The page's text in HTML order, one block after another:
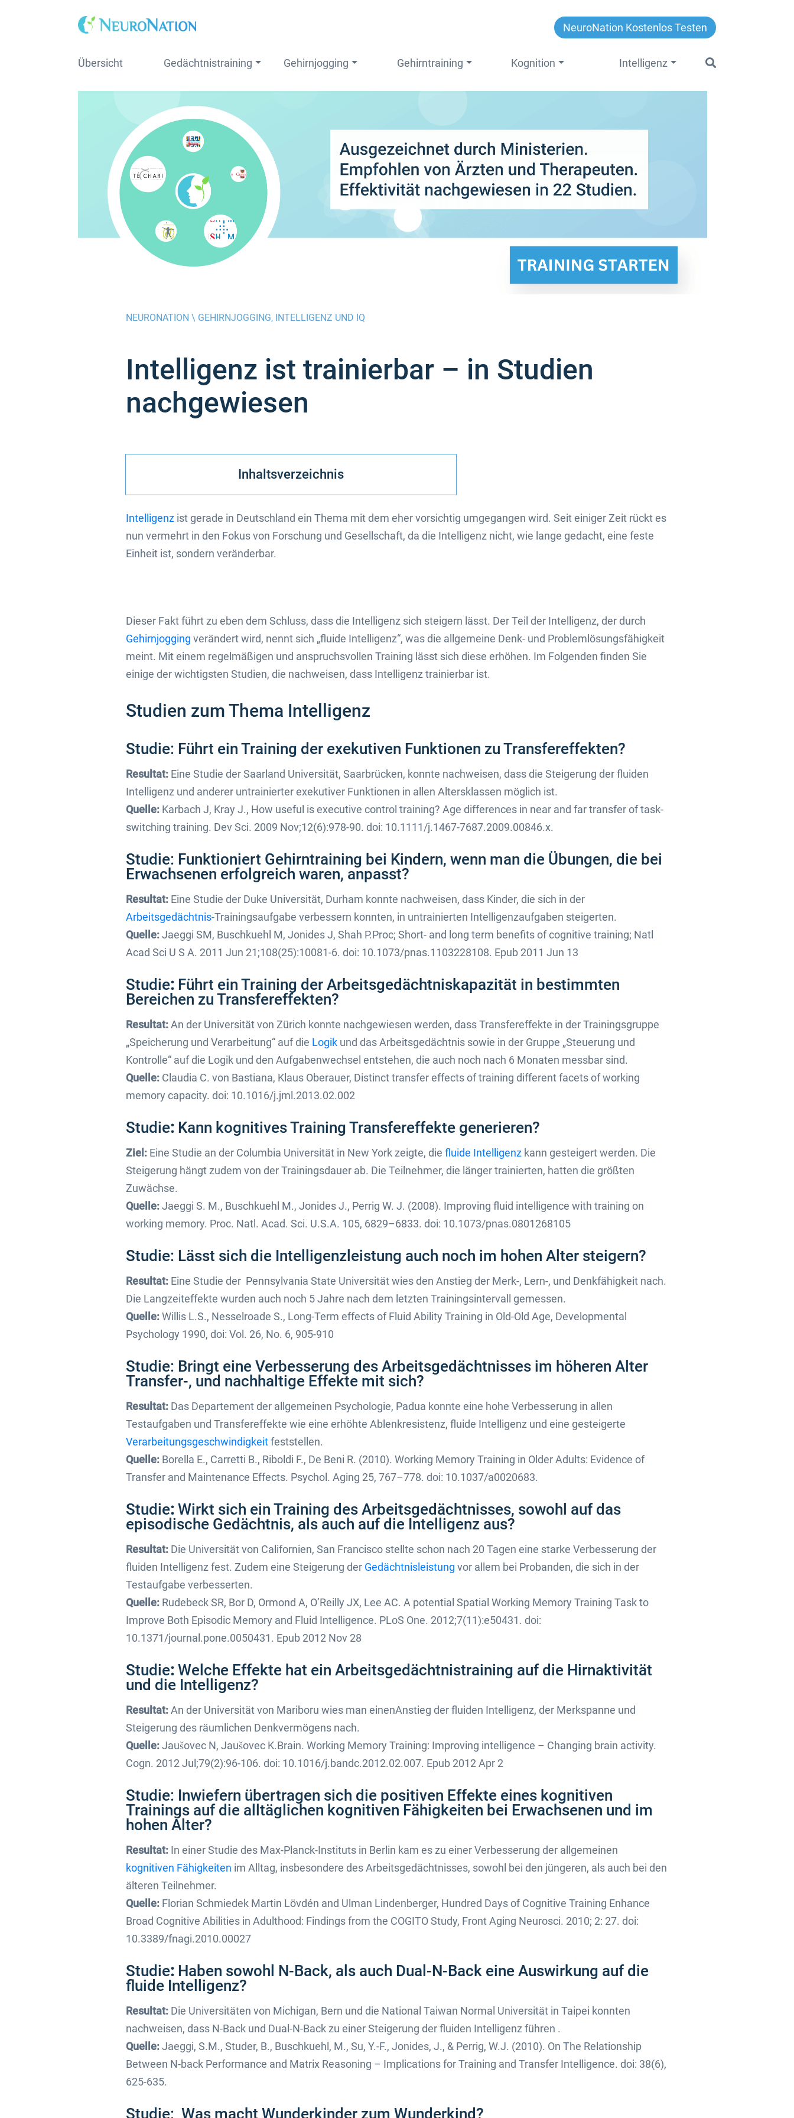
NeuroNation Kostenlos Testen
Übersicht Gedächtnistraining Gehirnjogging Gehirntraining Kognition Intelligenz
NEURONATION \ GEHIRNJOGGING, INTELLIGENZ UND IQ
Intelligenz ist trainierbar – in Studien
nachgewiesen
Inhaltsverzeichnis
Intelligenzist gerade in Deutschland ein Thema mit dem eher vorsichtig umgegangen wird. Seit einiger Zeit rückt es
nun vermehrt in den Fokus von Forschung und Gesellschaft, da die Intelligenz nicht, wie lange gedacht, eine feste
Einheit ist, sondern veränderbar.
Dieser Fakt führt zu eben dem Schluss, dass die Intelligenz sich steigern lässt. Der Teil der Intelligenz, der durch
Gehirnjogging verändert wird, nennt sich „fluide Intelligenz“, was die allgemeine Denk- und Problemlösungsfähigkeit
meint. Mit einem regelmäßigen und anspruchsvollen Training lässt sich diese erhöhen. Im Folgenden finden Sie
einige der wichtigsten Studien, die nachweisen, dass Intelligenz trainierbar ist.
Studien zum Thema Intelligenz
Studie: Führt ein Training der exekutiven Funktionen zu Transfereffekten?
Resultat:Eine Studie der Saarland Universität, Saarbrücken, konnte nachweisen, dass die Steigerung der fluiden
Intelligenz und anderer untrainierter exekutiver Funktionen in allen Altersklassen möglich ist.
Quelle:Karbach J, Kray J., How useful is executive control training? Age differences in near and far transfer of task-
switching training. Dev Sci. 2009 Nov;12(6):978-90. doi: 10.1111/j.1467-7687.2009.00846.x.
Studie: Funktioniert Gehirntraining bei Kindern, wenn man die Übungen, die bei
Erwachsenen erfolgreich waren, anpasst?
Resultat:Eine Studie der Duke Universität, Durham konnte nachweisen, dass Kinder, die sich in der
Arbeitsgedächtnis-Trainingsaufgabe verbessern konnten, in untrainierten Intelligenzaufgaben steigerten.
Quelle:Jaeggi SM, Buschkuehl M, Jonides J, Shah P.Proc; Short- and long term benefits of cognitive training; Natl
Acad Sci U S A. 2011 Jun 21;108(25):10081-6. doi: 10.1073/pnas.1103228108. Epub 2011 Jun 13
Studie:Führt ein Training der Arbeitsgedächtniskapazität in bestimmten
Bereichen zu Transfereffekten?
Resultat:An der Universität von Zürich konnte nachgewiesen werden, dass Transfereffekte in der Trainingsgruppe
„Speicherung und Verarbeitung“ auf die Logikund das Arbeitsgedächtnis sowie in der Gruppe „Steuerung und
Kontrolle“ auf die Logik und den Aufgabenwechsel entstehen, die auch noch nach 6 Monaten messbar sind.
Quelle:Claudia C. von Bastiana, Klaus Oberauer, Distinct transfer effects of training different facets of working
memory capacity. doi: 10.1016/j.jml.2013.02.002
Studie:Kann kognitives Training Transfereffekte generieren?
Ziel:Eine Studie an der Columbia Universität in New York zeigte, die fluide Intelligenzkann gesteigert werden. Die
Steigerung hängt zudem von der Trainingsdauer ab. Die Teilnehmer, die länger trainierten, hatten die größten
Zuwächse.
Quelle:Jaeggi S. M., Buschkuehl M., Jonides J., Perrig W. J. (2008). Improving fluid intelligence with training on
working memory. Proc. Natl. Acad. Sci. U.S.A. 105, 6829–6833. doi: 10.1073/pnas.0801268105
Studie: Lässt sich die Intelligenzleistung auch noch im hohen Alter steigern?
Resultat: Eine Studie der Pennsylvania State Universität wies den Anstieg der Merk-, Lern-, und Denkfähigkeit nach.
Die Langzeiteffekte wurden auch noch 5 Jahre nach dem letzten Trainingsintervall gemessen.
Quelle:Willis L.S., Nesselroade S., Long-Term effects of Fluid Ability Training in Old-Old Age, Developmental
Psychology 1990, doi: Vol. 26, No. 6, 905-910
Studie: Bringt eine Verbesserung des Arbeitsgedächtnisses im höheren Alter
Transfer-, und nachhaltige Effekte mit sich?
Resultat:Das Departement der allgemeinen Psychologie, Padua konnte eine hohe Verbesserung in allen
Testaufgaben und Transfereffekte wie eine erhöhte Ablenkresistenz, fluide Intelligenz und eine gesteigerte
Verarbeitungsgeschwindigkeitfeststellen.
Quelle:Borella E., Carretti B., Riboldi F., De Beni R. (2010). Working Memory Training in Older Adults: Evidence of
Transfer and Maintenance Effects. Psychol. Aging 25, 767–778. doi: 10.1037/a0020683.
Studie:Wirkt sich ein Training des Arbeitsgedächtnisses, sowohl auf das
episodische Gedächtnis, als auch auf die Intelligenz aus?
Resultat:Die Universität von Californien, San Francisco stellte schon nach 20 Tagen eine starke Verbesserung der
fluiden Intelligenz fest. Zudem eine Steigerung der Gedächtnisleistung vor allem bei Probanden, die sich in der
Testaufgabe verbesserten.
Quelle:Rudebeck SR, Bor D, Ormond A, O’Reilly JX, Lee AC. A potential Spatial Working Memory Training Task to
Improve Both Episodic Memory and Fluid Intelligence. PLoS One. 2012;7(11):e50431. doi:
10.1371/journal.pone.0050431. Epub 2012 Nov 28
Studie:Welche Effekte hat ein Arbeitsgedächtnistraining auf die Hirnaktivität
und die Intelligenz?
Resultat:An der Universität von Mariboru wies man einenAnstieg der fluiden Intelligenz, der Merkspanne und
Steigerung des räumlichen Denkvermögens nach.
Quelle:Jaušovec N, Jaušovec K.Brain. Working Memory Training: Improving intelligence – Changing brain activity.
Cogn. 2012 Jul;79(2):96-106. doi: 10.1016/j.bandc.2012.02.007. Epub 2012 Apr 2
Studie: Inwiefern übertragen sich die positiven Effekte eines kognitiven
Trainings auf die alltäglichen kognitiven Fähigkeiten bei Erwachsenen und im
hohen Alter?
Resultat:In einer Studie des Max-Planck-Instituts in Berlin kam es zu einer Verbesserung der allgemeinen
kognitiven Fähigkeiten im Alltag, insbesondere des Arbeitsgedächtnisses, sowohl bei den jüngeren, als auch bei den
älteren Teilnehmer.
Quelle:Florian Schmiedek Martin Lövdén and Ulman Lindenberger, Hundred Days of Cognitive Training Enhance
Broad Cognitive Abilities in Adulthood: Findings from the COGITO Study, Front Aging Neurosci. 2010; 2: 27. doi:
10.3389/fnagi.2010.00027
Studie:Haben sowohl N-Back, als auch Dual-N-Back eine Auswirkung auf die
fluide Intelligenz?
Resultat:Die Universitäten von Michigan, Bern und die National Taiwan Normal Universität in Taipei konnten
nachweisen, dass N-Back und Dual-N-Back zu einer Steigerung der fluiden Intelligenz führen .
Quelle:Jaeggi, S.M., Studer, B., Buschkuehl, M., Su, Y.-F., Jonides, J., & Perrig, W.J. (2010). On The Relationship
Between N-back Performance and Matrix Reasoning – Implications for Training and Transfer Intelligence. doi: 38(6),
625-635.
Studie: Was macht Wunderkinder zum Wunderkind?